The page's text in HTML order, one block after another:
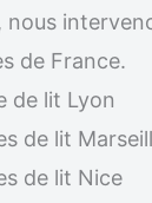
nous
de France.
de lit Lyon
de lit
de lit Nice